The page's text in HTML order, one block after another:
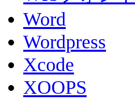
Word
Wordpress
Xcode
XOOPS